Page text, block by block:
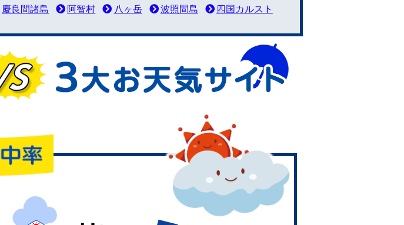
慶良間諸島 阿智村 八ヶ岳 波照間島 四国カルスト